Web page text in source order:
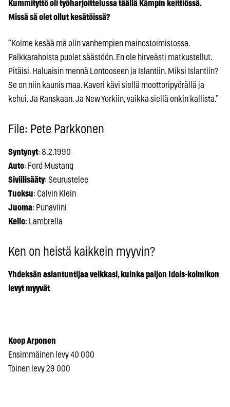
Kummityttö oli työharjoittelussa täällä Kämpin keittiössä.
Missä sä olet ollut kesätöissä?
”Kolme kesää mä olin vanhempien mainostoimistossa.
Palkkarahoista puolet säästöön. En ole hirveästi matkustellut.
Pitäisi. Haluaisin mennä Lontooseen ja Islantiin. Miksi Islantiin?
Se on niin kaunis maa. Kaveri kävi siellä moottoripyörällä ja
kehui. Ja Ranskaan. Ja New Yorkiin, vaikka siellä onkin kallista.”
File: Pete Parkkonen
Syntynyt: 8.2.1990
Auto: Ford Mustang
Siviilisääty: Seurustelee
Tuoksu: Calvin Klein
Juoma: Punaviini
Kello: Lambrella
Ken on heistä kaikkein myyvin?
Yhdeksän asiantuntijaa veikkasi, kuinka paljon Idols-kolmikon
levyt myyvät
Koop Arponen
Ensimmäinen levy 40 000
Toinen levy 29 000